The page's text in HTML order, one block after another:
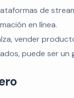
de
en línea.
vender
puede ser un